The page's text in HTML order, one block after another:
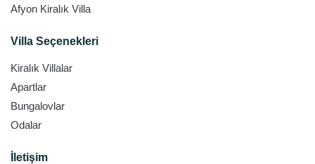
Afyon Kiralık Villa
Villa Seçenekleri
Kiralık Villalar
Apartlar
Bungalovlar
Odalar
İletişim